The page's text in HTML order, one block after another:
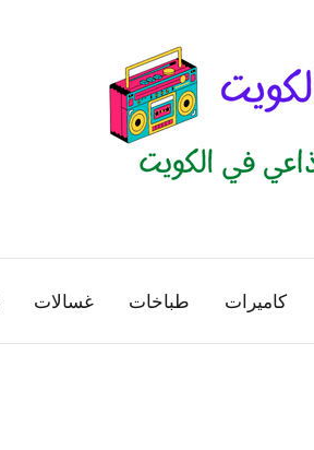
الكويت
اذاعيةكاميرات طباخات غسالات